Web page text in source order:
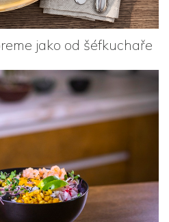
jako od šéfkuchaře